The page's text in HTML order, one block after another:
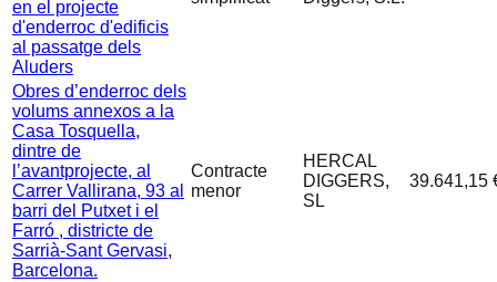
en el projecte
d'enderroc d'edificis
al passatge dels
Aluders
Obres d’enderroc dels
volums annexos a la
Casa Tosquella,
dintre de
l’avantprojecte, al
Carrer Vallirana, 93 al
barri del Putxet i el
Farró , districte de
Sarrià-Sant Gervasi,
Barcelona.
Contracte
menor
HERCAL
DIGGERS,
SL
39.641,15